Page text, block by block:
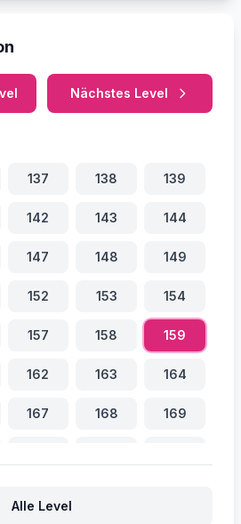
Nächstes Level
137 138 139
142 143 144
147 148 149
152 153 154
157 158 159
162 163 164
167 168 169
Alle Level